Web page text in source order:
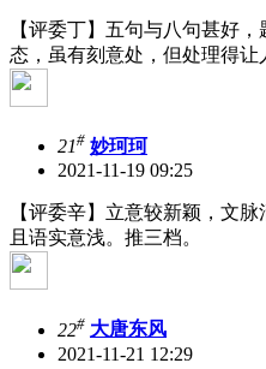
【评委丁】五句与八句甚好
态，虽有刻意处，但处理得让
21# 妙珂珂
2021-11-19 09:25
【评委辛】立意较新颖，文
且语实意浅。推三档。
22# 大唐东风
2021-11-21 12:29